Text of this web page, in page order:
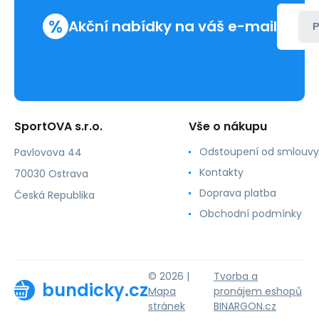
% Akční nabídky na váš e-mail
SportOVA s.r.o.
Pavlovova 44
70030 Ostrava
Česká Republika
Vše o nákupu
Odstoupení od smlouvy
Kontakty
Doprava platba
Obchodní podmínky
bundicky.cz
© 2026 |
Mapa
stránek
Tvorba a
pronájem eshopů
BINARGON.cz